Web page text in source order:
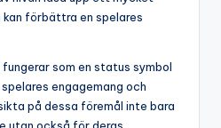
förbättra en spelares
som en status symbol
engagemang och
på dessa föremål inte bara
utan också för deras